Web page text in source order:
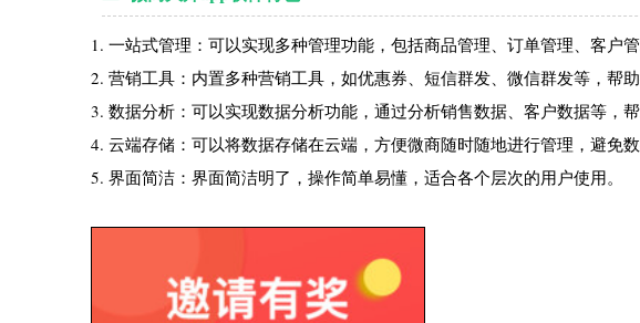
1. 一站式管理：可以实现多种管理功能，包括商品管理、订单管理、客户
2. 营销工具：内置多种营销工具，如优惠券、短信群发、微信群发等，帮助
3. 数据分析：可以实现数据分析功能，通过分析销售数据、客户数据等，
4. 云端存储：可以将数据存储在云端，方便微商随时随地进行管理，避免数
5. 界面简洁：界面简洁明了，操作简单易懂，适合各个层次的用户使用。